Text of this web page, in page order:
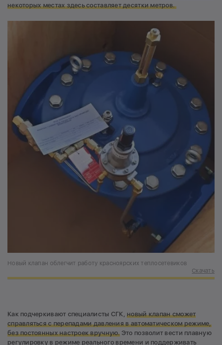
некоторых местах здесь составляет десятки метров.
Новый клапан облегчит работу красноярских теплосетевиков
Скачать
Как подчеркивают специалисты СГК,новый клапан сможет
справляться с перепадами давления в автоматическом режиме,
без постоянных настроек вручную.Это позволит вести плавную
регулировку в режиме реального времени и поддерживать